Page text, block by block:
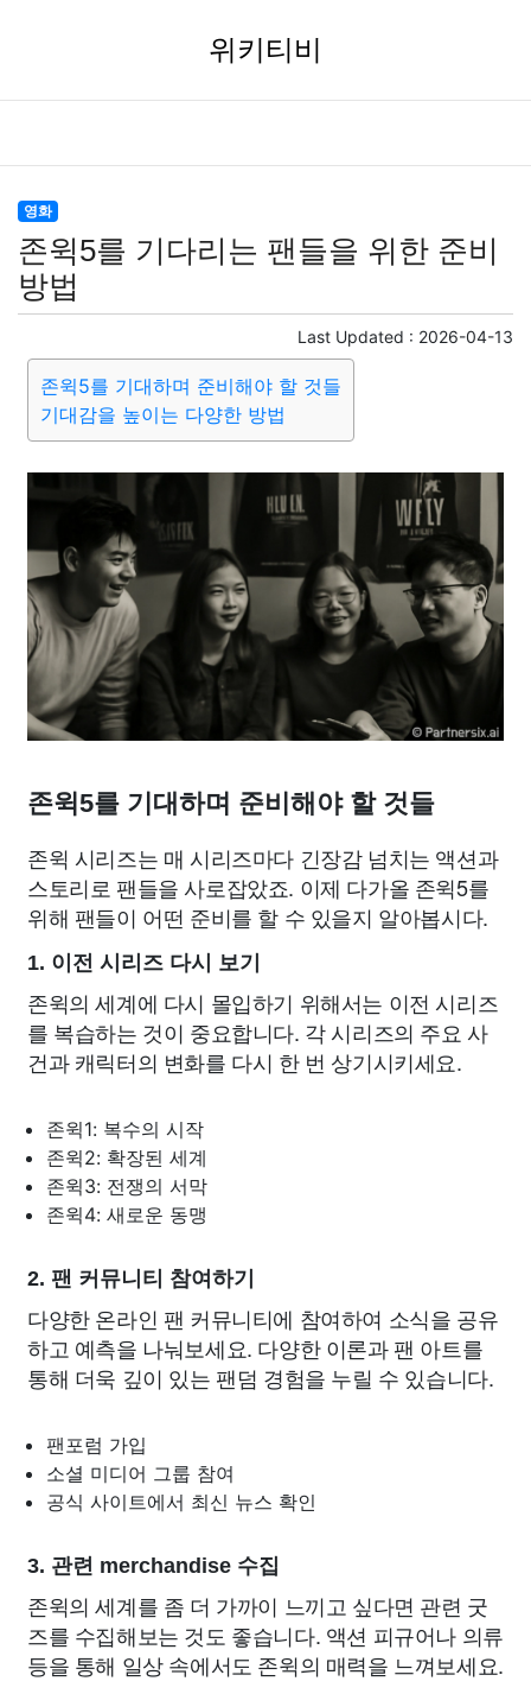
위키티비
영화
존윅5를 기다리는 팬들을 위한 준비
방법
Last Updated : 2026-04-13
존윅5를 기대하며 준비해야 할 것들
기대감을 높이는 다양한 방법
존윅5를 기대하며 준비해야 할 것들
존윅 시리즈는 매 시리즈마다 긴장감 넘치는 액션과
스토리로 팬들을 사로잡았죠. 이제 다가올 존윅5를
위해 팬들이 어떤 준비를 할 수 있을지 알아봅시다.
1. 이전 시리즈 다시 보기
존윅의 세계에 다시 몰입하기 위해서는 이전 시리즈
를 복습하는 것이 중요합니다. 각 시리즈의 주요 사
건과 캐릭터의 변화를 다시 한 번 상기시키세요.
존윅1: 복수의 시작
존윅2: 확장된 세계
존윅3: 전쟁의 서막
존윅4: 새로운 동맹
2. 팬 커뮤니티 참여하기
다양한 온라인 팬 커뮤니티에 참여하여 소식을 공유
하고 예측을 나눠보세요. 다양한 이론과 팬 아트를
통해 더욱 깊이 있는 팬덤 경험을 누릴 수 있습니다.
팬포럼 가입
소셜 미디어 그룹 참여
공식 사이트에서 최신 뉴스 확인
3. 관련 merchandise 수집
존윅의 세계를 좀 더 가까이 느끼고 싶다면 관련 굿
즈를 수집해보는 것도 좋습니다. 액션 피규어나 의류
등을 통해 일상 속에서도 존윅의 매력을 느껴보세요.